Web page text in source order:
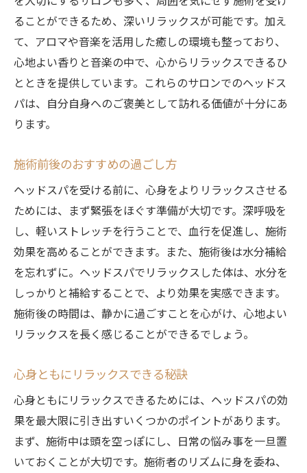
ることができるため、深いリラックスが可能です。加え
て、アロマや音楽を活用した癒しの環境も整っており、
心地よい香りと音楽の中で、心からリラックスできるひ
とときを提供しています。これらのサロンでのヘッドス
パは、自分自身へのご褒美として訪れる価値が十分にあ
ります。
施術前後のおすすめの過ごし方
ヘッドスパを受ける前に、心身をよりリラックスさせる
ためには、まず緊張をほぐす準備が大切です。深呼吸を
し、軽いストレッチを行うことで、血行を促進し、施術
効果を高めることができます。また、施術後は水分補給
を忘れずに。ヘッドスパでリラックスした体は、水分を
しっかりと補給することで、より効果を実感できます。
施術後の時間は、静かに過ごすことを心がけ、心地よい
リラックスを長く感じることができるでしょう。
心身ともにリラックスできる秘訣
心身ともにリラックスできるためには、ヘッドスパの効
果を最大限に引き出すいくつかのポイントがあります。
まず、施術中は頭を空っぽにし、日常の悩み事を一旦置
いておくことが大切です。施術者のリズムに身を委ね、